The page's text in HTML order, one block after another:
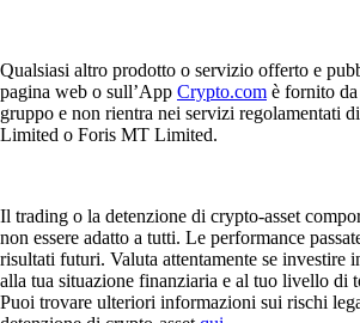
Qualsiasi altro prodotto o servizio offerto e
pagina web o sull’App Crypto.com è fornito
gruppo e non rientra nei servizi regolamentati
Limited o Foris MT Limited.
Il trading o la detenzione di crypto-asset
non essere adatto a tutti. Le performance
risultati futuri. Valuta attentamente se investire
alla tua situazione finanziaria e al tuo livello di
Puoi trovare ulteriori informazioni sui rischi